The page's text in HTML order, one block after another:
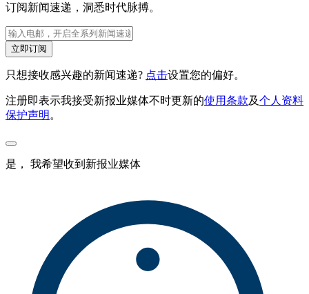
订阅新闻速递，洞悉时代脉搏。
立即订阅
只想接收感兴趣的新闻速递? 点击设置您的偏好。
注册即表示我接受新报业媒体不时更新的使用条款及个人资料
保护声明 。
是， 我希望收到新报业媒体